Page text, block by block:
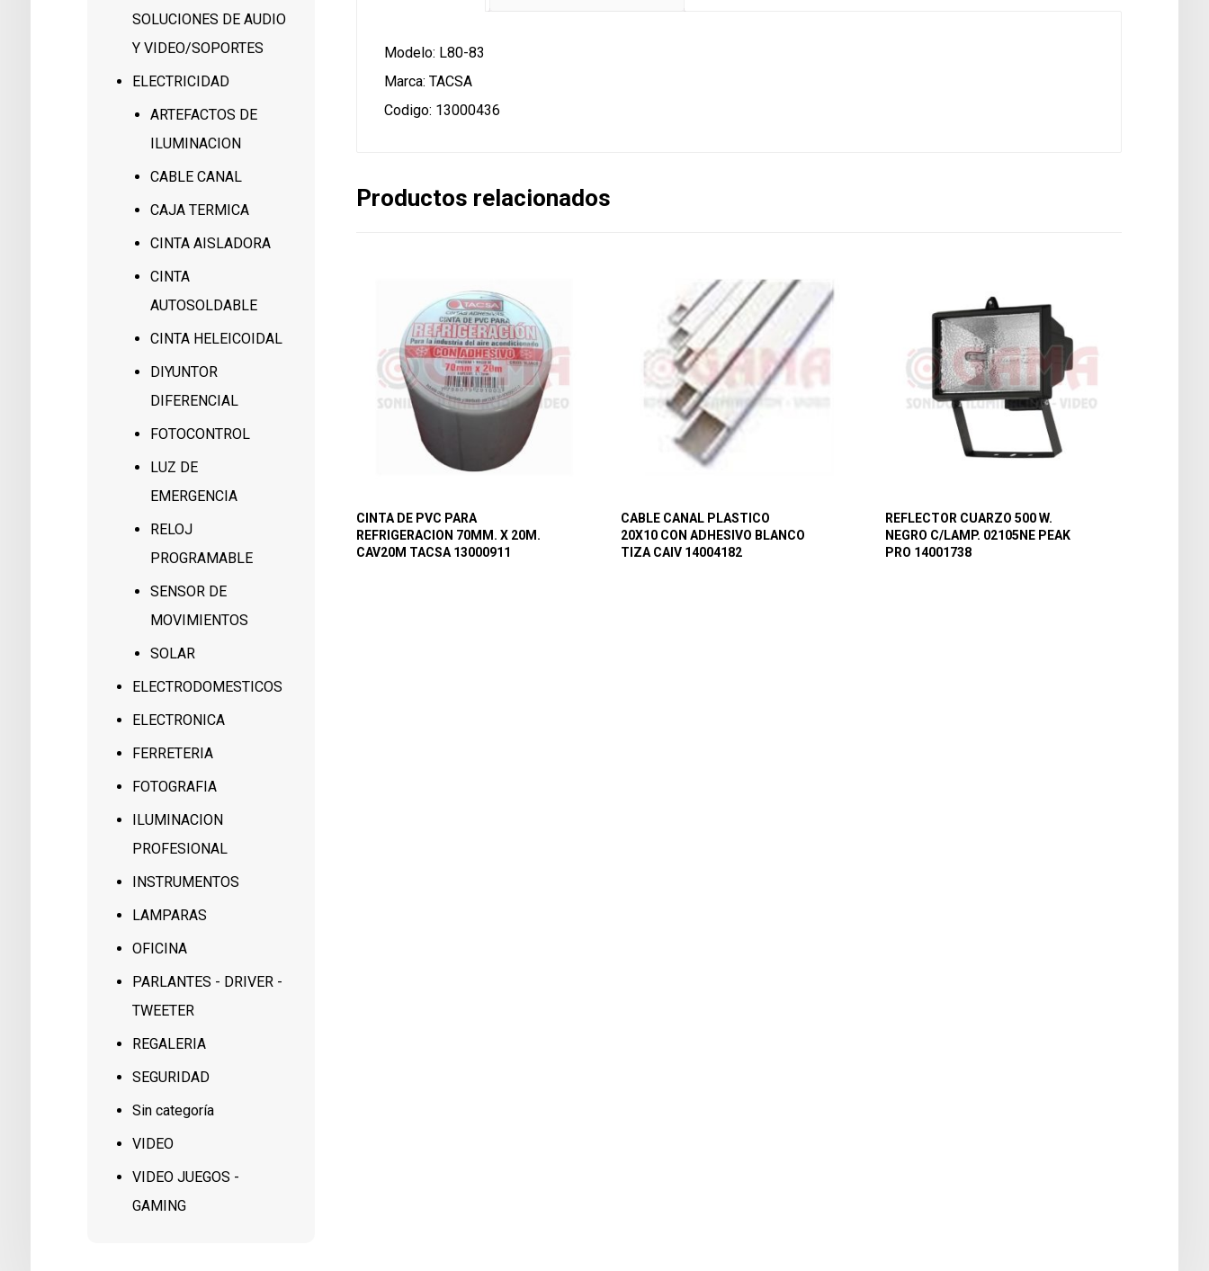
Modelo: L80-83
Marca: TACSA
Codigo: 13000436
Productos relacionados
CINTA DE PVC PARA
REFRIGERACION 70MM. X 20M.
CAV20M TACSA 13000911
CABLE CANAL PLASTICO
20X10 CON ADHESIVO BLANCO
TIZA CAIV 14004182
REFLECTOR CUARZO 500 W.
NEGRO C/LAMP. 02105NE PEAK
PRO 14001738
SOLUCIONES DE AUDIO
Y VIDEO/SOPORTES
ELECTRICIDAD
ARTEFACTOS DE
ILUMINACION
CABLE CANAL
CAJA TERMICA
CINTA AISLADORA
CINTA
AUTOSOLDABLE
CINTA HELEICOIDAL
DIYUNTOR
DIFERENCIAL
FOTOCONTROL
LUZ DE
EMERGENCIA
RELOJ
PROGRAMABLE
SENSOR DE
MOVIMIENTOS
SOLAR
ELECTRODOMESTICOS
ELECTRONICA
FERRETERIA
FOTOGRAFIA
ILUMINACION
PROFESIONAL
INSTRUMENTOS
LAMPARAS
OFICINA
PARLANTES - DRIVER -
TWEETER
REGALERIA
SEGURIDAD
Sin categoría
VIDEO
VIDEO JUEGOS -
GAMING